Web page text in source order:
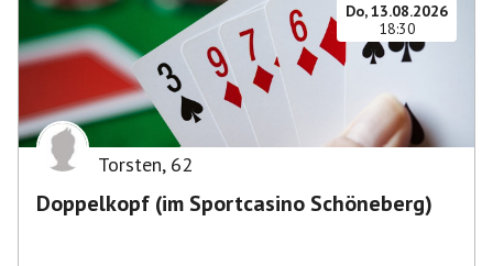
Do, 13.08.2026
18:30
Torsten, 62
Doppelkopf (im Sportcasino Schöneberg)